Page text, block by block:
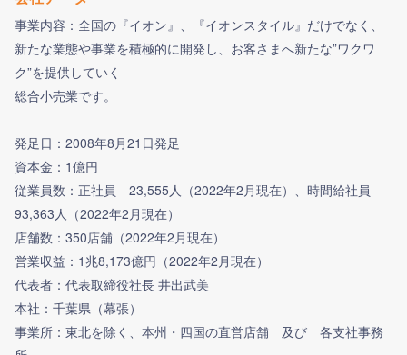
事業内容：全国の『イオン』、『イオンスタイル』だけでなく、
新たな業態や事業を積極的に開発し、お客さまへ新たな”ワクワ
ク”を提供していく
総合小売業です。
発足日：2008年8月21日発足
資本金：1億円
従業員数：正社員 23,555人（2022年2月現在）、時間給社員
93,363人（2022年2月現在）
店舗数：350店舗（2022年2月現在）
営業収益：1兆8,173億円（2022年2月現在）
代表者：代表取締役社長 井出武美
本社：千葉県（幕張）
事業所：東北を除く、本州・四国の直営店舗 及び 各支社事務
プレエントリーとフォローとは？